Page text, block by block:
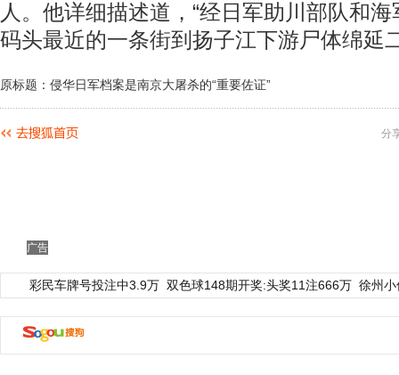
人。他详细描述道，“经日军助川部队和
码头最近的一条街到扬子江下游尸体绵延
原标题：侵华日军档案是南京大屠杀的“重要佐证”
分
广告
彩民车牌号投注中3.9万 双色球148期开奖:头奖11注666万 徐州